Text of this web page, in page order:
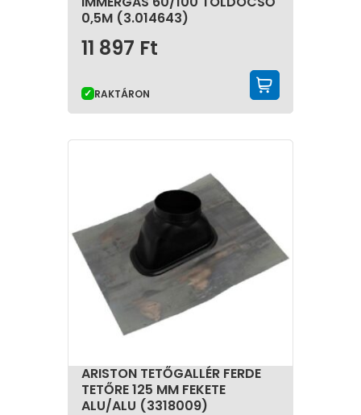
0,5M (3.014643)
11 897 Ft
RAKTÁRON
ARISTON TETŐGALLÉR FERDE
TETŐRE 125 MM FEKETE
ALU/ALU (3318009)